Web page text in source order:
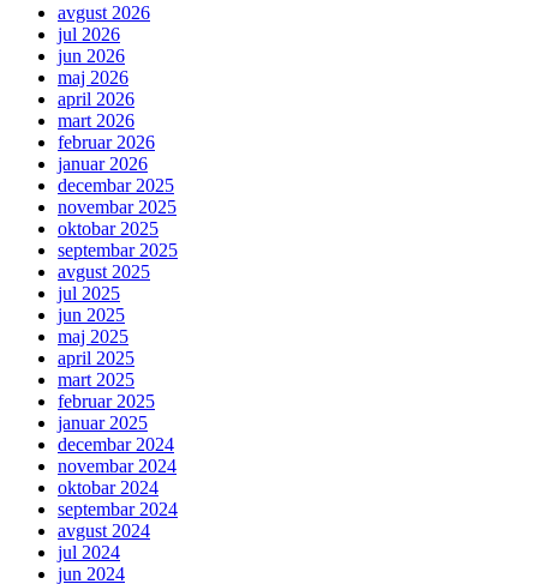
avgust 2026
jul 2026
jun 2026
maj 2026
april 2026
mart 2026
februar 2026
januar 2026
decembar 2025
novembar 2025
oktobar 2025
septembar 2025
avgust 2025
jul 2025
jun 2025
maj 2025
april 2025
mart 2025
februar 2025
januar 2025
decembar 2024
novembar 2024
oktobar 2024
septembar 2024
avgust 2024
jul 2024
jun 2024